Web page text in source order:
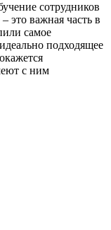
сотрудников
это важная часть в
самое
подходящее
с ним